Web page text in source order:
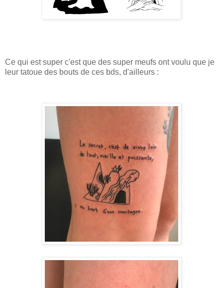
Ce qui est super c'est que des super meufs ont voulu que je
leur tatoue des bouts de ces bds, d'ailleurs :